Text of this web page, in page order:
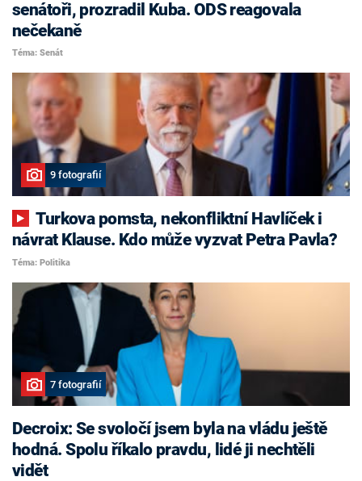
senátoři, prozradil Kuba. ODS reagovala
nečekaně
Téma: Senát
9 fotografií
Turkova pomsta, nekonfliktní Havlíček i
návrat Klause. Kdo může vyzvat Petra Pavla?
Téma: Politika
7 fotografií
Decroix: Se svoločí jsem byla na vládu ještě
hodná. Spolu říkalo pravdu, lidé ji nechtěli
vidět